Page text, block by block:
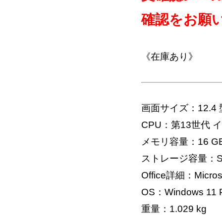
確認をお願
《在庫あり》
画面サイズ：12.4
CPU：第13世代
メモリ容量：16
ストレージ容量：
Office詳細：
OS：Windows 11
重量：1.029 kg